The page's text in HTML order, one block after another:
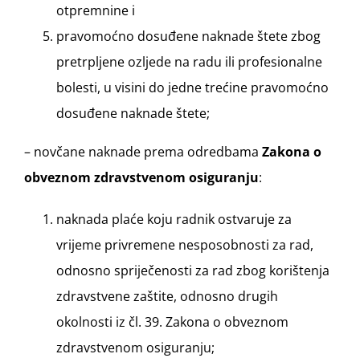
otpremnine i
pravomoćno dosuđene naknade štete zbog
pretrpljene ozljede na radu ili profesionalne
bolesti, u visini do jedne trećine pravomoćno
dosuđene naknade štete;
– novčane naknade prema odredbama Zakona o
obveznom zdravstvenom osiguranju:
naknada plaće koju radnik ostvaruje za
vrijeme privremene nesposobnosti za rad,
odnosno spriječenosti za rad zbog korištenja
zdravstvene zaštite, odnosno drugih
okolnosti iz čl. 39. Zakona o obveznom
zdravstvenom osiguranju;